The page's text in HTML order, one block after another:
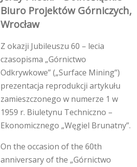
Biuro Projektów Górniczych,
Wrocław
Z okazji Jubileuszu 60 – lecia
czasopisma „Górnictwo
Odkrywkowe” („Surface Mining”)
prezentacja reprodukcji artykułu
zamieszczonego w numerze 1 w
1959 r. Biuletynu Techniczno –
Ekonomicznego „Węgiel Brunatny”.
On the occasion of the 60th
anniversary of the „Górnictwo